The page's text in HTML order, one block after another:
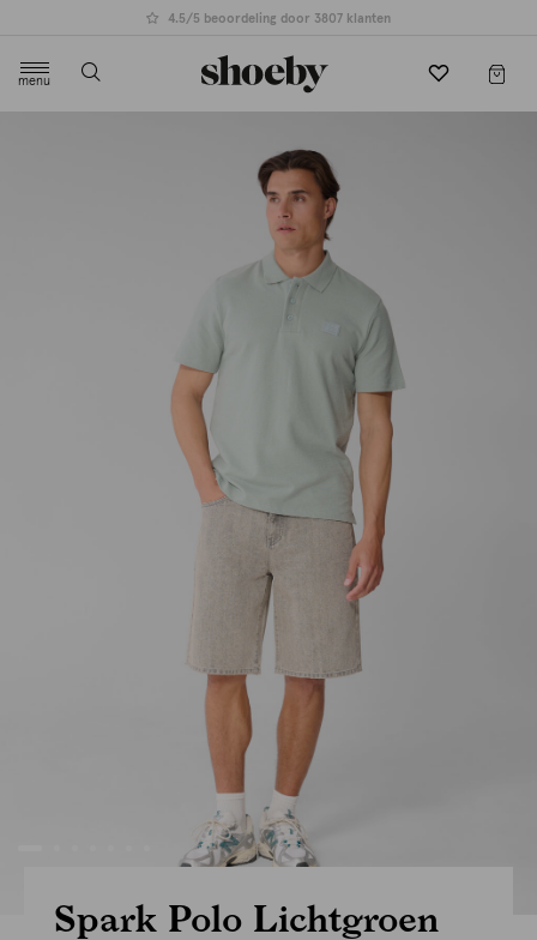
4.5/5 beoordeling door 3807 klanten
menu
Spark Polo Lichtgroen